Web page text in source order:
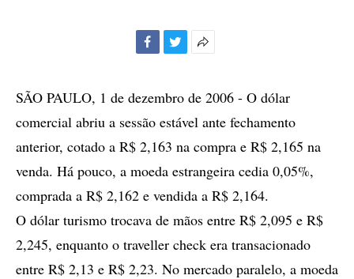
compartilhamento
SÃO PAULO, 1 de dezembro de 2006 - O dólar
comercial abriu a sessão estável ante fechamento
anterior, cotado a R$ 2,163 na compra e R$ 2,165 na
venda. Há pouco, a moeda estrangeira cedia 0,05%,
comprada a R$ 2,162 e vendida a R$ 2,164.
O dólar turismo trocava de mãos entre R$ 2,095 e R$
2,245, enquanto o traveller check era transacionado
entre R$ 2,13 e R$ 2,23. No mercado paralelo, a moeda